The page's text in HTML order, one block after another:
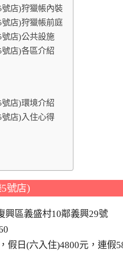
店)狩獵帳內裝
店)狩獵帳前庭
店)公共設施
店)各區介紹
店)環境介紹
店)入住心得
號店)
興區義盛村10鄰義興29號
假日(六入住)4800元，連假